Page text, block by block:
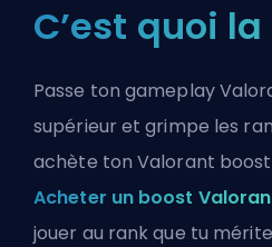
C’est quoi la
Passe ton gameplay
supérieur et grimpe les
achète ton Valorant
Acheter un boost
jouer au rank que tu